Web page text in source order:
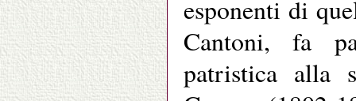
esponenti di
Cantoni, fa
patristica alla